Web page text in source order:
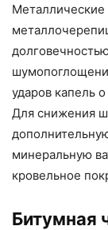
Металлические
ударов капель
Для снижения
минеральную
кровельное
Битумная